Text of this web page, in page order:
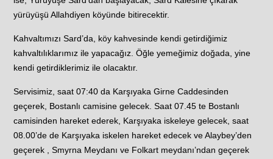
yürüyüşü Allahdiyen köyünde bitirecektir.
Kahvaltımızı Sard’da, köy kahvesinde kendi getirdiğimiz
kahvaltılıklarımız ile yapacağız. Öğle yemeğimiz doğada, yine
kendi getirdiklerimiz ile olacaktır.
Servisimiz, saat 07:40 da Karşıyaka Girne Caddesinden
geçerek, Bostanlı camisine gelecek. Saat 07.45 te Bostanlı
camisinden hareket ederek, Karşıyaka iskeleye gelecek, saat
08.00’de de Karşıyaka iskelen hareket edecek ve Alaybey’den
geçerek , Smyrna Meydanı ve Folkart meydanı’ndan geçerek